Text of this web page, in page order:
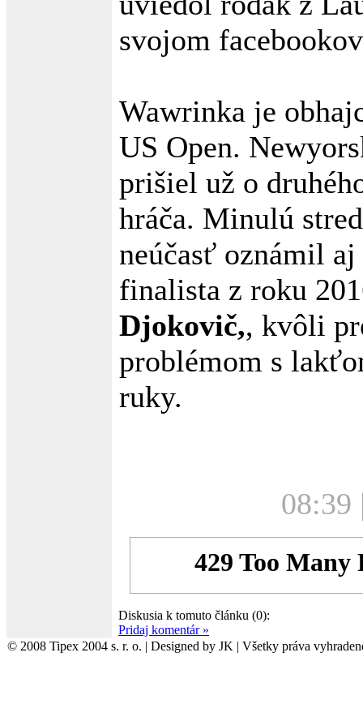
svojom
Wawrinka je
US Open.
prišiel už o
hráča. Minulú
neúčasť oznámil
finalista z roku
Djokovič,, kvôli
problémom s
ruky.
08:39
Diskusia k tomuto článku (0):
Pridaj komentár »
© 2008 Tipex 2004 s. r. o. | Designed by JK | Všetky práva